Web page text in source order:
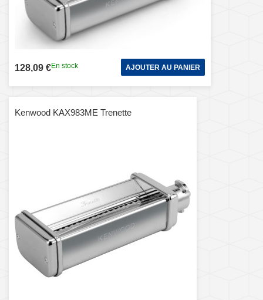
128,09 €En stock AJOUTER AU PANIER
Kenwood KAX983ME Trenette